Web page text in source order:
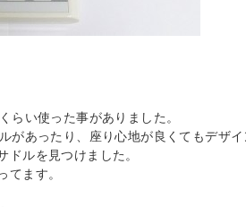
らい使った事がありました。
があったり、座り心地が良くてもデザイ
ドルを見つけました。
てます。